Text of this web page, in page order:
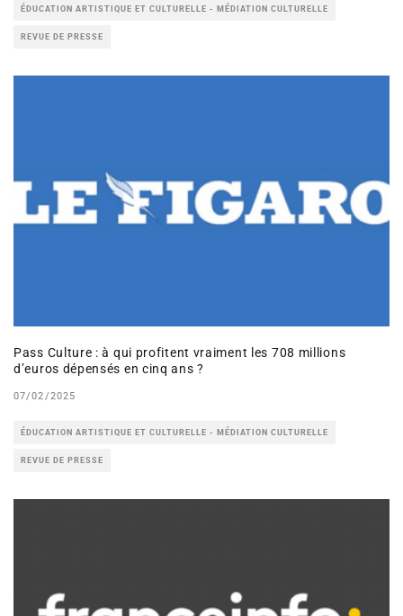
ÉDUCATION ARTISTIQUE ET CULTURELLE - MÉDIATION CULTURELLE
REVUE DE PRESSE
Pass Culture : à qui profitent vraiment les 708 millions
d’euros dépensés en cinq ans ?
07/02/2025
ÉDUCATION ARTISTIQUE ET CULTURELLE - MÉDIATION CULTURELLE
REVUE DE PRESSE